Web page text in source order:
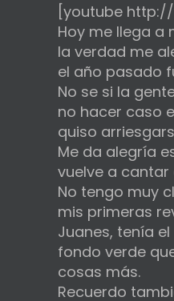
[youtube http://
Hoy me llega a
la verdad me
el año pasado
No se si la
no hacer caso
quiso
Me da alegría
vuelve a cantar
No tengo muy
mis primeras
Juanes, tenía
fondo verde
cosas más.
Recuerdo